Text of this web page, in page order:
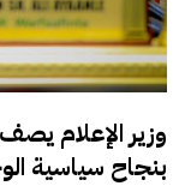
وزير الإعلام
بنجاح سياسية